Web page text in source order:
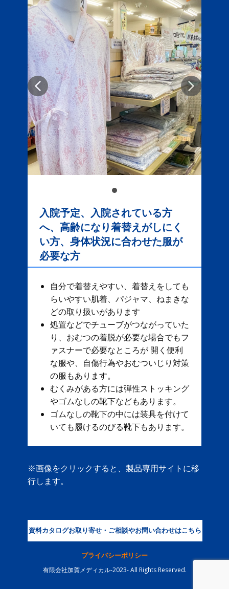
入院予定、入院されている方
へ、高齢になり着替えがしにく
い方、身体状況に合わせた服が
必要な方
自分で着替えやすい、着替えをしても
らいやすい肌着、パジャマ、ねまきな
どの取り扱いがあります
処置などでチューブがつながっていた
り、おむつの着脱が必要な場合でもフ
ァスナーで必要なところが 開く便利
な服や、自傷行為やおむついじり対策
の服もあります。
むくみがある方には弾性ストッキング
やゴムなしの靴下などもあります。
ゴムなしの靴下の中には装具を付けて
いても履けるのびる靴下もあります。
※画像をクリックすると、製品専用サイトに移
行します。
資料カタログお取り寄せ・ご相談やお問い合わせはこちら
プライバシーポリシー
有限会社加賀メディカル-2023- All Rights Reserved.